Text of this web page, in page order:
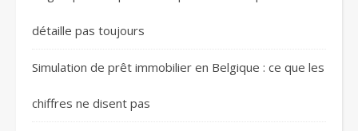
détaille pas toujours
Simulation de prêt immobilier en Belgique : ce que les
chiffres ne disent pas